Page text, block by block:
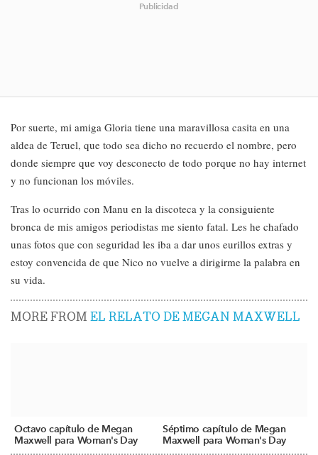
Publicidad
Por suerte, mi amiga Gloria tiene una maravillosa casita en una
aldea de Teruel, que todo sea dicho no recuerdo el nombre, pero
donde siempre que voy desconecto de todo porque no hay internet
y no funcionan los móviles.
Tras lo ocurrido con Manu en la discoteca y la consiguiente
bronca de mis amigos periodistas me siento fatal. Les he chafado
unas fotos que con seguridad les iba a dar unos eurillos extras y
estoy convencida de que Nico no vuelve a dirigirme la palabra en
su vida.
MORE FROMEL RELATO DE MEGAN MAXWELL
Octavo capítulo de Megan
Maxwell para Woman's Day
Séptimo capítulo de Megan
Maxwell para Woman's Day